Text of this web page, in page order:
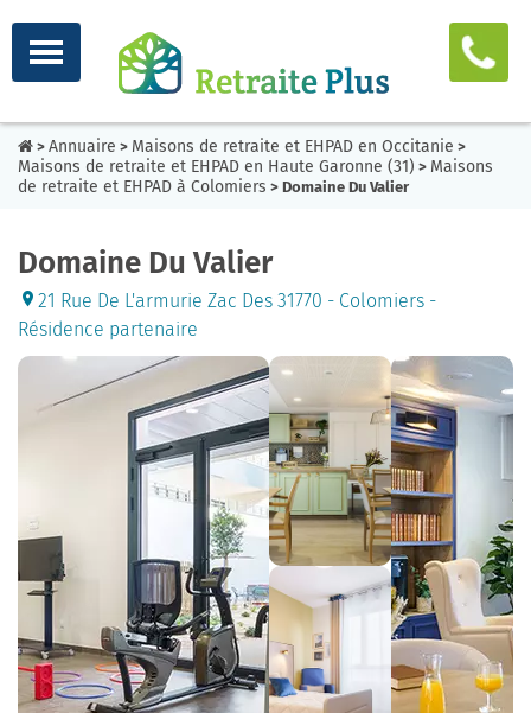
> Annuaire > Maisons de retraite et EHPAD en Occitanie >
Maisons de retraite et EHPAD en Haute Garonne (31) > Maisons
de retraite et EHPAD à Colomiers > Domaine Du Valier
Domaine Du Valier
21 Rue De L'armurie Zac Des 31770 - Colomiers -
Résidence partenaire